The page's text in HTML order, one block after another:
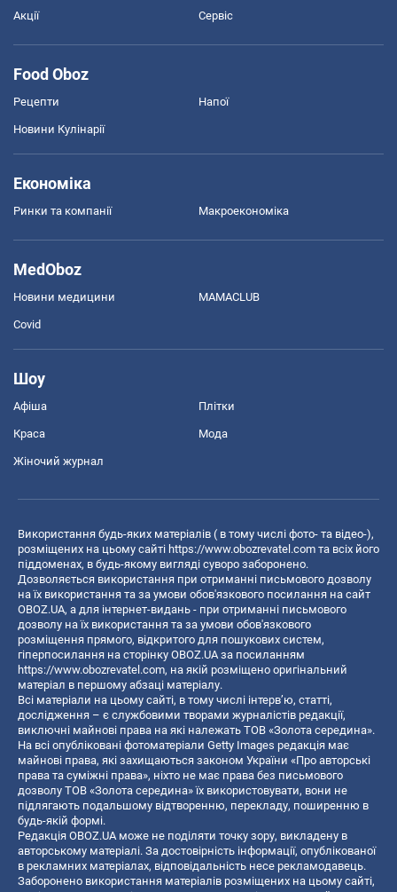
Акції Сервіс
Food Oboz
Рецепти Напої
Новини Кулінарії
Економіка
Ринки та компанії Макроекономіка
MedOboz
Новини медицини MAMACLUB
Covid
Шоу
Афіша Плітки
Краса Мода
Жіночий журнал
Використання будь-яких матеріалів ( в тому числі фото- та відео-),
розміщених на цьому сайті https://www.obozrevatel.com та всіх його
піддоменах, в будь-якому вигляді суворо заборонено.
Дозволяється використання при отриманні письмового дозволу
на їх використання та за умови обов'язкового посилання на сайт
OBOZ.UA, а для інтернет-видань - при отриманні письмового
дозволу на їх використання та за умови обов'язкового
розміщення прямого, відкритого для пошукових систем,
гіперпосилання на сторінку OBOZ.UA за посиланням
https://www.obozrevatel.com, на якій розміщено оригінальний
матеріал в першому абзаці матеріалу.
Всі матеріали на цьому сайті, в тому числі інтерв’ю, статті,
дослідження – є службовими творами журналістів редакції,
виключні майнові права на які належать ТОВ «Золота середина».
На всі опубліковані фотоматеріали Getty Images редакція має
майнові права, які захищаються законом України «Про авторські
права та суміжні права», ніхто не має права без письмового
дозволу ТОВ «Золота середина» їх використовувати, вони не
підлягають подальшому відтворенню, перекладу, поширенню в
будь-якій формі.
Редакція OBOZ.UA може не поділяти точку зору, викладену в
авторському матеріалі. За достовірність інформації, опублікованої
в рекламних матеріалах, відповідальність несе рекламодавець.
Заборонено використання матеріалів розміщених на цьому сайті,